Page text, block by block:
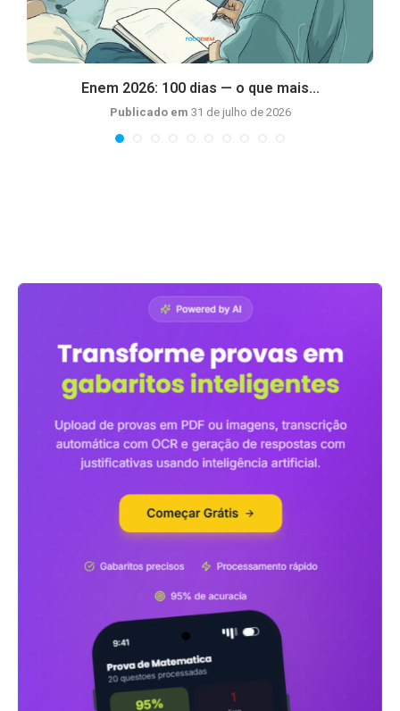
Enem 2026: 100 dias — o que mais...
Publicado em 31 de julho de 2026